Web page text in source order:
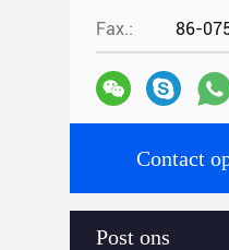
Fax.:
Contact
Post ons